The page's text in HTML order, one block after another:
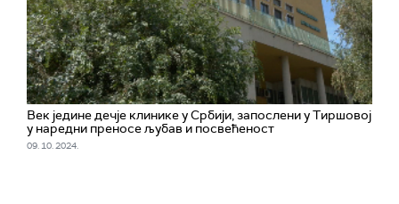
Век једине дечје клинике у Србији, запослени у Тиршовој
у наредни преносе љубав и посвећеност
09. 10. 2024.